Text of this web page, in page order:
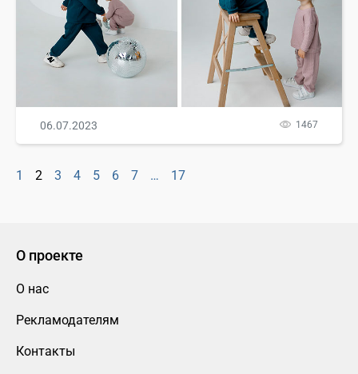
06.07.2023 1467
1 2 3 4 5 6 7 … 17
О проекте
О нас
Рекламодателям
Контакты